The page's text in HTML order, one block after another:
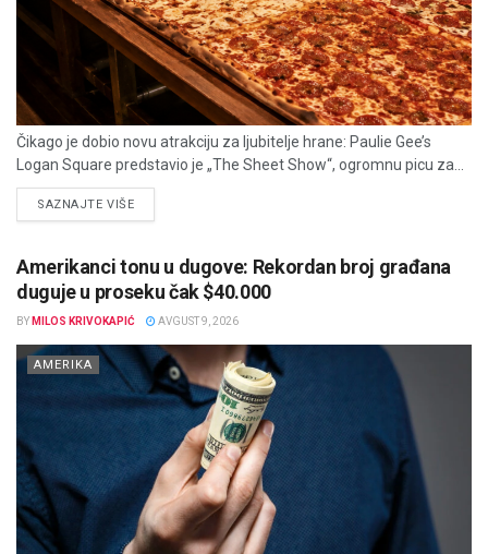
Čikago je dobio novu atrakciju za ljubitelje hrane: Paulie Gee’s
Logan Square predstavio je „The Sheet Show“, ogromnu picu za...
SAZNAJTE VIŠEDETAILS
Amerikanci tonu u dugove: Rekordan broj građana
duguje u proseku čak $40.000
BY MILOS KRIVOKAPIĆ AVGUST 9, 2026
AMERIKA